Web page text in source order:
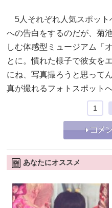
5人それぞれ人気スポット
への告白をするのだが、菊
しむ体感型ミュージアム「
とに。慣れた様子で彼女を
にね、写真撮ろうと思って
真が撮れるフォトスポットへ
1
あなたにオススメ